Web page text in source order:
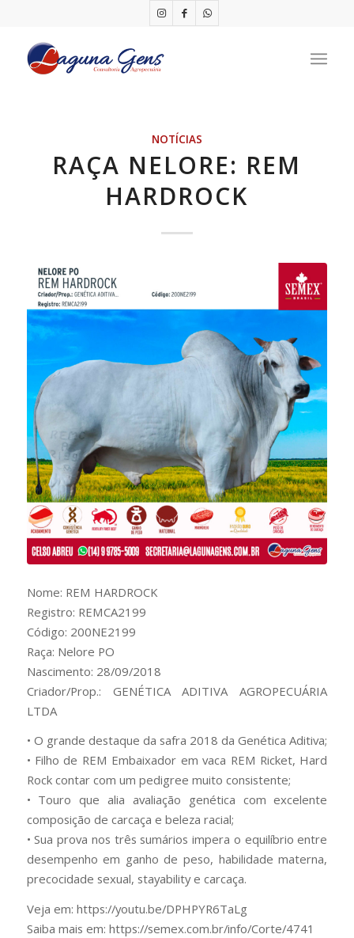
NOTÍCIAS
RAÇA NELORE: REM
HARDROCK
Nome: REM HARDROCK
Registro: REMCA2199
Código: 200NE2199
Raça: Nelore PO
Nascimento: 28/09/2018
Criador/Prop.: GENÉTICA ADITIVA AGROPECUÁRIA
LTDA
• O grande destaque da safra 2018 da Genética Aditiva;
• Filho de REM Embaixador em vaca REM Ricket, Hard
Rock contar com um pedigree muito consistente;
• Touro que alia avaliação genética com excelente
composição de carcaça e beleza racial;
• Sua prova nos três sumários impera o equilíbrio entre
desempenho em ganho de peso, habilidade materna,
precocidade sexual, stayability e carcaça.
Veja em: https://youtu.be/DPHPYR6TaLg
Saiba mais em: https://semex.com.br/info/Corte/4741